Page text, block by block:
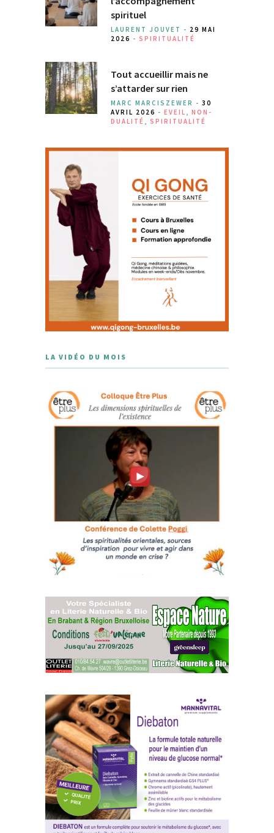
spirituel
LAURENT JOUVET - 29 MAI
2026 - SPIRITUALITÉ
Tout accueillir mais ne
s’attarder sur rien
MARC MARCISZEWER - 30
AVRIL 2026 - EVEIL
NON-
DUALITÉ
SPIRITUALITÉ
LA VIDÉO DU MOIS